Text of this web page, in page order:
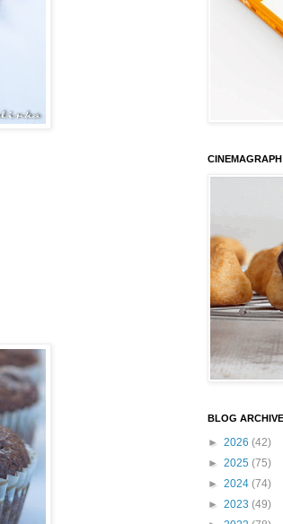
CINEMAGRAPH
BLOG ARCHIVE
► 2026 (42)
► 2025 (75)
► 2024 (74)
► 2023 (49)